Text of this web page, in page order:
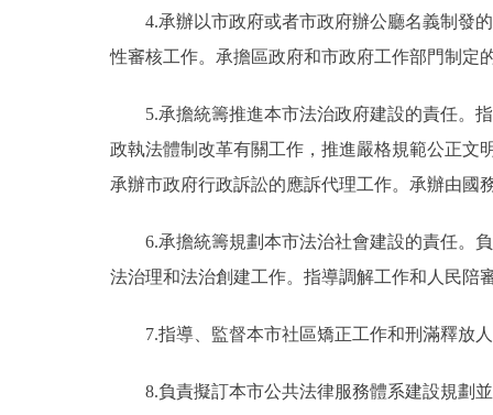
4.承辦以市政府或者市政府辦公廳名義制發的
性審核工作。承擔區政府和市政府工作部門制定
5.承擔統籌推進本市法治政府建設的責任。指
政執法體制改革有關工作，推進嚴格規範公正文
承辦市政府行政訴訟的應訴代理工作。承辦由國
6.承擔統籌規劃本市法治社會建設的責任。負
法治理和法治創建工作。指導調解工作和人民陪
7.指導、監督本市社區矯正工作和刑滿釋放人
8.負責擬訂本市公共法律服務體系建設規劃並